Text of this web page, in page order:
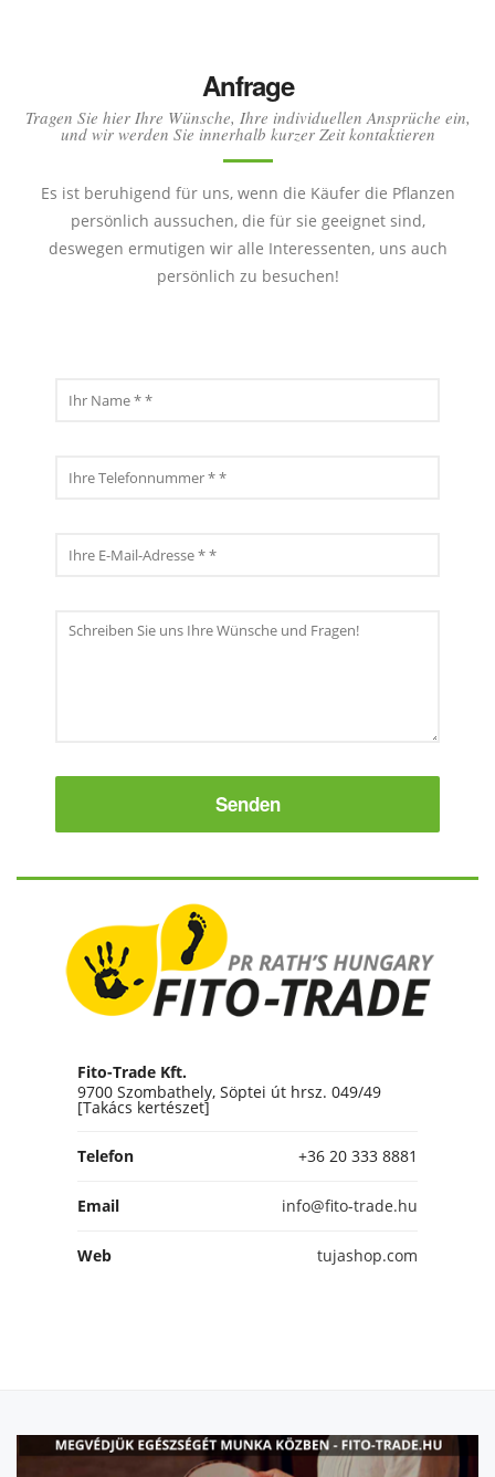
Anfrage
Tragen Sie hier Ihre Wünsche, Ihre individuellen Ansprüche ein,
und wir werden Sie innerhalb kurzer Zeit kontaktieren
Es ist beruhigend für uns, wenn die Käufer die Pflanzen
persönlich aussuchen, die für sie geeignet sind,
deswegen ermutigen wir alle Interessenten, uns auch
persönlich zu besuchen!
Mail
Senden
Fito-Trade Kft.
9700 Szombathely, Söptei út hrsz. 049/49
[Takács kertészet]
Telefon +36 20 333 8881
Email info@fito-trade.hu
Web tujashop.com